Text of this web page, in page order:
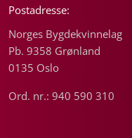
Postadresse:
Norges Bygdekvinnelag
Pb. 9358 Grønland
0135 Oslo
Ord. nr.: 940 590 310